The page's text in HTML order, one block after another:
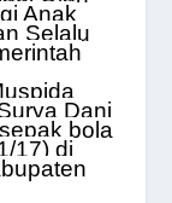
Anak
Selalu
Dani
bola
17) di